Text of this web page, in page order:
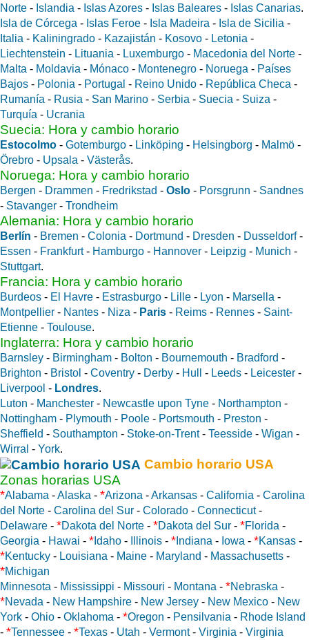
Norte - Islandia - Islas Azores - Islas Baleares - Islas Canarias.
Isla de Córcega - Islas Feroe - Isla Madeira - Isla de Sicilia -
Italia - Kaliningrado - Kazajistán - Kosovo - Letonia -
Liechtenstein - Lituania - Luxemburgo - Macedonia del Norte -
Malta - Moldavia - Mónaco - Montenegro - Noruega - Países
Bajos - Polonia - Portugal - Reino Unido - República Checa -
Rumanía - Rusia - San Marino - Serbia - Suecia - Suiza -
Turquía - Ucrania
Suecia: Hora y cambio horario
Estocolmo - Gotemburgo - Linköping - Helsingborg - Malmö -
Örebro - Upsala - Västerås.
Noruega: Hora y cambio horario
Bergen - Drammen - Fredrikstad - Oslo - Porsgrunn - Sandnes
- Stavanger - Trondheim
Alemania: Hora y cambio horario
Berlín - Bremen - Colonia - Dortmund - Dresden - Dusseldorf-
Essen - Frankfurt- Hamburgo - Hannover - Leipzig - Munich -
Stuttgart.
Francia: Hora y cambio horario
Burdeos - El Havre - Estrasburgo - Lille - Lyon - Marsella -
Montpellier - Nantes - Niza - Paris - Reims - Rennes - Saint-
Etienne - Toulouse.
Inglaterra: Hora y cambio horario
Barnsley - Birmingham - Bolton - Bournemouth - Bradford -
Brighton - Bristol - Coventry - Derby - Hull - Leeds - Leicester -
Liverpool - Londres.
Luton - Manchester - Newcastle upon Tyne - Northampton -
Nottingham - Plymouth - Poole - Portsmouth - Preston -
Sheffield - Southampton - Stoke-on-Trent- Teesside - Wigan -
Wirral - York.
Cambio horario USA
Zonas horarias USA
*Alabama -Alaska - *Arizona -Arkansas - California - Carolina
del Norte - Carolina del Sur - Colorado - Connecticut-
Delaware - *Dakota del Norte - *Dakota del Sur - *Florida -
Georgia - Hawai - * Idaho - Illinois - * Indiana - Iowa - *Kansas -
*Kentucky - Louisiana - Maine - Maryland - Massachusetts -
*Michigan
Minnesota - Mississippi - Missouri - Montana - *Nebraska -
*Nevada - New Hampshire - New Jersey - New Mexico - New
York - Ohio - Oklahoma - *Oregon - Pensilvania - Rhode Island
- *Tennessee - *Texas - Utah - Vermont- Virginia - Virginia